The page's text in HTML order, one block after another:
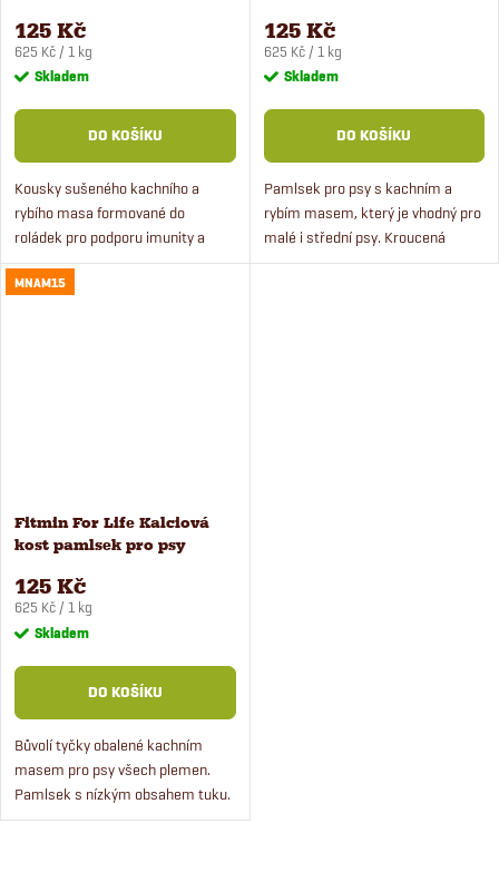
125 Kč
Měrná
cena:
625 Kč / 1 kg
Skladem
DO KOŠÍKU
Kousky sušeného kachního a
rybího masa formované do
roládek pro podporu imunity a
lesklé srsti. Vynikající doplnění a
oživení Vašeho společného
125 Kč
Měrná
cena:
625 Kč / 1 kg
Skladem
DO KOŠÍKU
Pamlsek pro psy s kachním a
rybím masem, který je vhodný pro
malé i střední psy. Kroucená
tyčinka se dá dobře rozdělit a je
MNAM15
Fitmin For Life Kalciová
kost pamlsek pro psy
125 Kč
Měrná
cena:
625 Kč / 1 kg
Skladem
DO KOŠÍKU
Bůvolí tyčky obalené kachním
masem pro psy všech plemen.
Pamlsek s nízkým obsahem tuku.